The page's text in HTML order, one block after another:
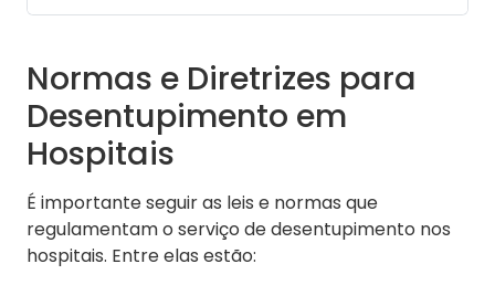
Normas e Diretrizes para
Desentupimento em
Hospitais
É importante seguir as leis e normas que
regulamentam o serviço de desentupimento nos
hospitais. Entre elas estão: